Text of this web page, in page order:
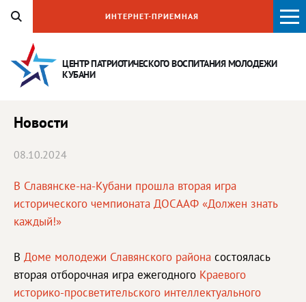
ЦЕНТР ПАТРИОТИЧЕСКОГО ВОСПИТАНИЯМОЛОДЕЖИ
КУБАНИ
ИНТЕРНЕТ-ПРИЕМНАЯ
Новости
08.10.2024
В Славянске-на-Кубани прошла вторая игра
исторического чемпионата ДОСААФ «Должен знать
каждый!»
В Доме молодежи Славянского района состоялась
вторая отборочная игра ежегодного Краевого
историко-просветительского интеллектуального